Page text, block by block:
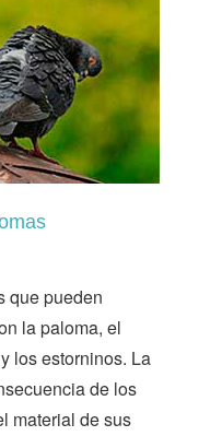
que pueden
la paloma, el
los estorninos. La
de los
material de sus